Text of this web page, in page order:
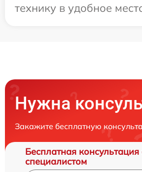
технику в удобное
Нужна
Закажите бесплатную
Бесплатная консультация
специалистом